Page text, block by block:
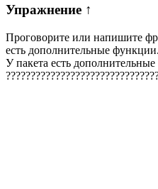
Упражнение ↑
Проговорите или напишите
есть дополнительные функции.
У пакета есть
??????????????????????????????